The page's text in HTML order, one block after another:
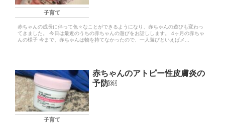
子育て
赤ちゃんの成長に伴って色々なことができるようになり、赤ちゃんの遊びも変わっ
てきました。 今日は最近のうちの赤ちゃんの遊びをお話しします。 4ヶ月の赤ちゃ
んの様子 今まで、赤ちゃんは物を持てなかったので、一人遊びといえばメ...
子育て
赤ちゃんのアトピー性皮膚炎の
予防￼